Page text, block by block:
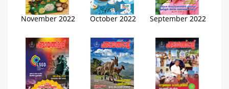
November 2022 October 2022 September 2022